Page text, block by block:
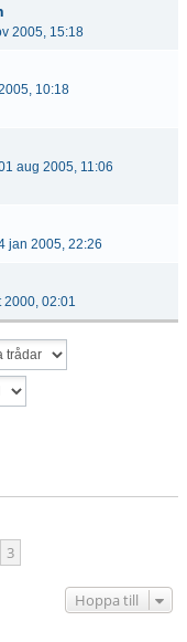
2005, 15:18
10:18
aug 2005, 11:06
jan 2005, 22:26
2000, 02:01
3
Hoppa till